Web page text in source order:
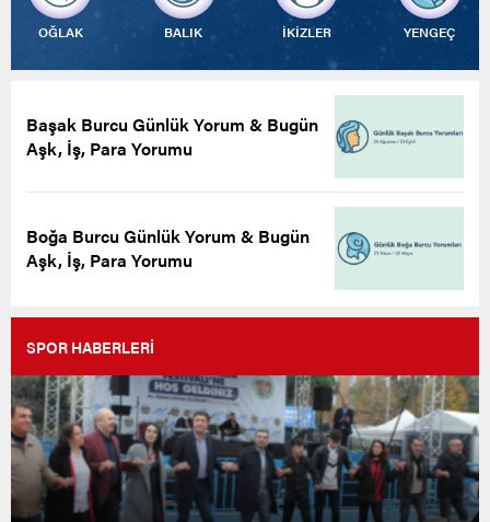
OĞLAK BALIK İKİZLER YENGEÇ
Başak Burcu Günlük Yorum & Bugün
Aşk, İş, Para Yorumu
Boğa Burcu Günlük Yorum & Bugün
Aşk, İş, Para Yorumu
SPOR HABERLERİ